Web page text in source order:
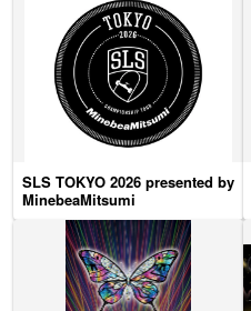
SLS TOKYO 2026 presented by
MinebeaMitsumi